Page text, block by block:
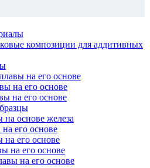
композиции для аддитивных
на его основе
на его основе
на его основе
основе железа
его основе
на его основе
на его основе
на его основе